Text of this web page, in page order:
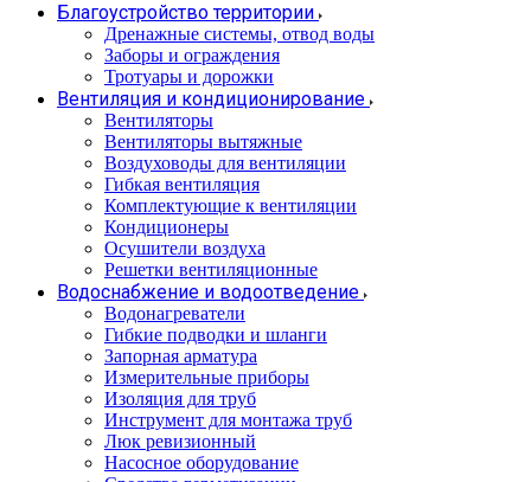
Благоустройство территории
Дренажные системы, отвод воды
Заборы и ограждения
Тротуары и дорожки
Вентиляция и кондиционирование
Вентиляторы
Вентиляторы вытяжные
Воздуховоды для вентиляции
Гибкая вентиляция
Комплектующие к вентиляции
Кондиционеры
Осушители воздуха
Решетки вентиляционные
Водоснабжение и водоотведение
Водонагреватели
Гибкие подводки и шланги
Запорная арматура
Измерительные приборы
Изоляция для труб
Инструмент для монтажа труб
Люк ревизионный
Насосное оборудование